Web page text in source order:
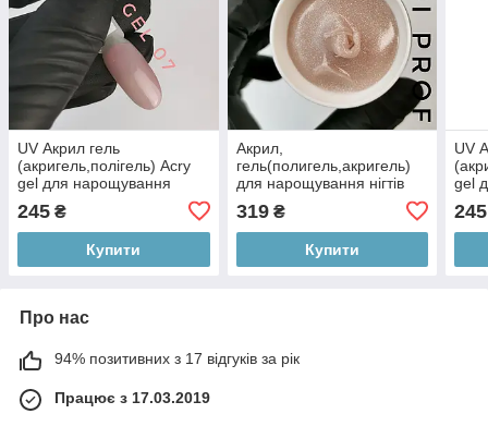
UV Акрил гель
(акригель,полігель) Acry
gel для нарощування
нігтів №07 color pink Andi
Prof 15 ml
245 ₴
Купити
Акрил,
гель(полигель,акригель)
для нарощування нігтів
Andi PROF №04G PolyGel
Beige shimmer 30 ml
319₴
Купити
UV
gel
Prof
245
Про нас
94% позитивних з 17 відгуків за рік
Працює з 17.03.2019